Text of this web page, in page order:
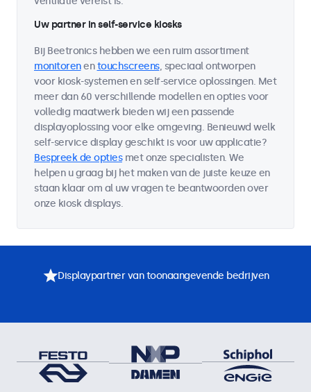
Uw partner in self-service kiosks
Bij Beetronics hebben we een ruim assortiment
monitorenentouchscreens, speciaal ontworpen
voor kiosk-systemen en self-service oplossingen. Met
meer dan 60 verschillende modellen en opties voor
volledig maatwerk bieden wij een passende
displayoplossing voor elke omgeving. Benieuwd welk
self-service display geschikt is voor uw applicatie?
Bespreek de optiesmet onze specialisten. We
helpen u graag bij het maken van de juiste keuze en
staan klaar om al uw vragen te beantwoorden over
onze kiosk displays.
Displaypartner van toonaangevende bedrijven